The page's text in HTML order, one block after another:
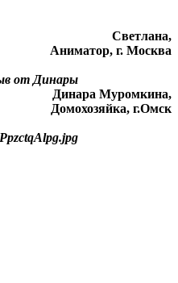
Светлана,
Аниматор, г. Москва
Динара Муромкина,
Домохозяйка, г.Омск